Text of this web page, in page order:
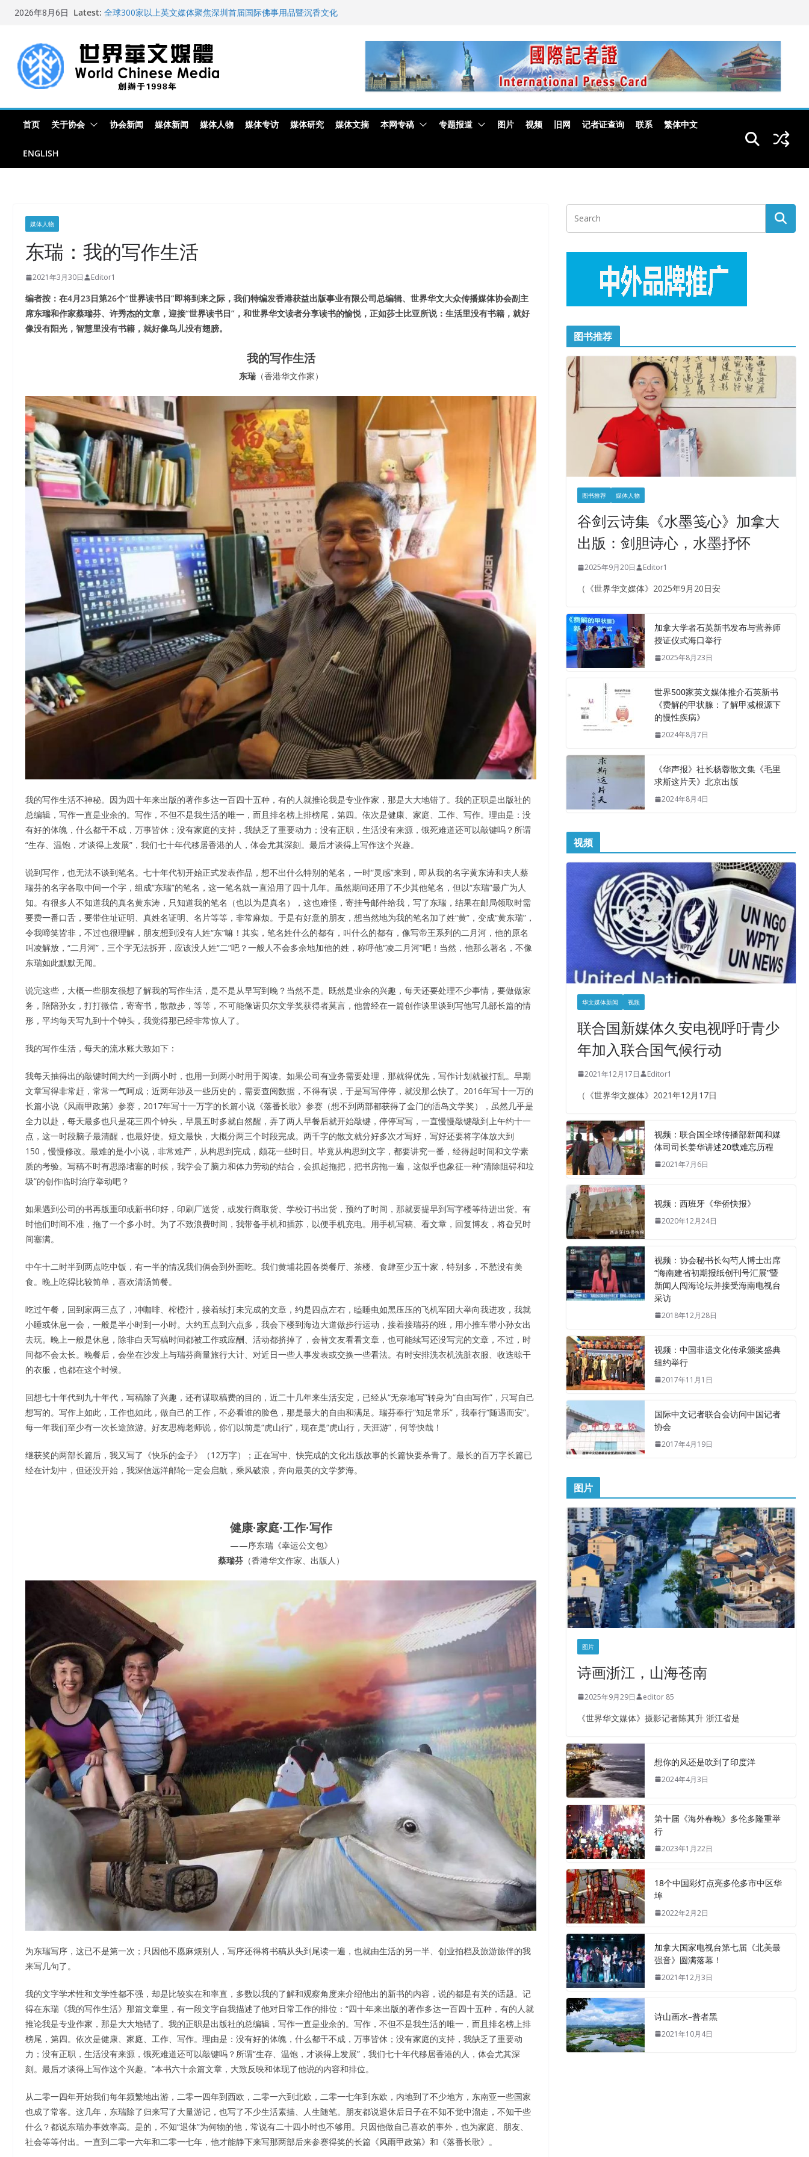
Skip
content
2026年8月6日 Latest: 全球300家以上英文媒体聚焦深圳首届国际佛事用品暨沉香文化
从一杯沉香叶茶到一缕海南天香：加拿大茶艺师邓岚月海南沉香
文化考察纪行
全球新闻业正面临“代际脱钩”
纽约州拟率先立法规范AI“隐形爬虫” 引发新闻与科技界激烈讨论
首页 关于协会 协会新闻 媒体新闻 媒体人物 媒体专访 媒体研究 媒体文摘 本网专稿 专题报道 图片 视频 旧网 记者证查询 联系 繁体中文
ENGLISH
媒体人物
东瑞：我的写作生活
2021年3月30日 Editor1
编者按：在4月23日第26个“世界读书日”即将到来之际，我们特编发香港获益出版事业有限公司总编辑、世界华文大众传播媒体协会副主
席东瑞和作家蔡瑞芬、许秀杰的文章，迎接“世界读书日”，和世界华文读者分享读书的愉悦，正如莎士比亚所说：生活里没有书籍，就好
像没有阳光，智慧里没有书籍，就好像鸟儿没有翅膀。
我的写作生活
东瑞（香港华文作家）
我的写作生活不神秘。因为四十年来出版的著作多达一百四十五种，有的人就推论我是专业作家，那是大大地错了。我的正职是出版社的
总编辑，写作一直是业余的。写作，不但不是我生活的唯一，而且排名榜上排榜尾，第四。依次是健康、家庭、工作、写作。理由是：没
有好的体魄，什么都干不成，万事皆休；没有家庭的支持，我缺乏了重要动力；没有正职，生活没有来源，饿死难道还可以敲键吗？所谓
“生存、温饱，才谈得上发展”，我们七十年代移居香港的人，体会尤其深刻。最后才谈得上写作这个兴趣。
说到写作，也无法不谈到笔名。七十年代初开始正式发表作品，想不出什么特别的笔名，一时“灵感”来到，即从我的名字黄东涛和夫人蔡
瑞芬的名字各取中间一个字，组成“东瑞”的笔名，这一笔名就一直沿用了四十几年。虽然期间还用了不少其他笔名，但以“东瑞”最广为人
知。有很多人不知道我的真名黄东涛，只知道我的笔名（也以为是真名），这也难怪，寄挂号邮件给我，写了东瑞，结果在邮局领取时需
要费一番口舌，要带住址证明、真姓名证明、名片等等，非常麻烦。于是有好意的朋友，想当然地为我的笔名加了姓“黄”，变成“黄东瑞”，
令我啼笑皆非，不过也很理解，朋友想到没有人姓“东”嘛！其实，笔名姓什么的都有，叫什么的都有，像写帝王系列的二月河，他的原名
叫凌解放，“二月河”，三个字无法拆开，应该没人姓“二”吧？一般人不会多余地加他的姓，称呼他“凌二月河”吧！当然，他那么著名，不像
东瑞如此默默无闻。
说完这些，大概一些朋友很想了解我的写作生活，是不是从早写到晚？当然不是。既然是业余的兴趣，每天还要处理不少事情，要做做家
务，陪陪孙女，打打微信，寄寄书，散散步，等等，不可能像诺贝尔文学奖获得者莫言，他曾经在一篇创作谈里谈到写他写几部长篇的情
形，平均每天写九到十个钟头，我觉得那已经非常惊人了。
我的写作生活，每天的流水账大致如下：
我每天抽得出的敲键时间大约一到两小时，也用一到两小时用于阅读。如果公司有业务需要处理，那就得优先，写作计划就被打乱。早期
文章写得非常赶，常常一气呵成；近两年涉及一些历史的，需要查阅数据，不得有误，于是写写停停，就没那么快了。2016年写十一万的
长篇小说《风雨甲政第》参赛，2017年写十一万字的长篇小说《落番长歌》参赛（想不到两部都获得了金门的浯岛文学奖），虽然几乎是
全力以赴，每天最多也只是花三四个钟头，早晨五时多就自然醒，弄了两人早餐后就开始敲键，停停写写，一直慢慢敲键敲到上午约十一
点，这一时段脑子最清醒，也最好使。短文最快，大概分两三个时段完成。两千字的散文就分好多次才写好，写好还要将字体放大到
150，慢慢修改。最难的是小小说，非常难产，从构思到完成，颇花一些时日。毕竟从构思到文字，都要讲究一番，经得起时间和文学素
质的考验。写稿不时有思路堵塞的时候，我学会了脑力和体力劳动的结合，会抓起拖把，把书房拖一遍，这似乎也象征一种“清除阻碍和垃
圾”的创作临时治疗举动吧？
如果遇到公司的书再版重印或新书印好，印刷厂送货，或发行商取货、学校订书出货，预约了时间，那就要提早到写字楼等待进出货。有
时他们时间不准，拖了一个多小时。为了不致浪费时间，我带备手机和插苏，以便手机充电。用手机写稿、看文章，回复博友，将旮旯时
间塞满。
中午十二时半到两点吃中饭，有一半的情况我们俩会到外面吃。我们黄埔花园各类餐厅、茶楼、食肆至少五十家，特别多，不愁没有美
食。晚上吃得比较简单，喜欢清汤简餐。
吃过午餐，回到家两三点了，冲咖啡、榨橙汁，接着续打未完成的文章，约是四点左右，瞌睡虫如黑压压的飞机军团大举向我进攻，我就
小睡或休息一会，一般是半小时到一小时。大约五点到六点多，我会下楼到海边大道做步行运动，接着接瑞芬的班，用小推车带小孙女出
去玩。晚上一般是休息，除非白天写稿时间都被工作或应酬、活动都挤掉了，会替文友看看文章，也可能续写还没写完的文章，不过，时
间都不会太长。晚餐后，会坐在沙发上与瑞芬商量旅行大计、对近日一些人事发表或交换一些看法。有时安排洗衣机洗脏衣服、收迭晾干
的衣服，也都在这个时候。
回想七十年代到九十年代，写稿除了兴趣，还有谋取稿费的目的，近二十几年来生活安定，已经从“无奈地写”转身为“自由写作”，只写自己
想写的。写作上如此，工作也如此，做自己的工作，不必看谁的脸色，那是最大的自由和满足。瑞芬奉行“知足常乐”，我奉行“随遇而安”。
每一年我们至少有一次长途旅游。好友思梅老师说，你们以前是“虎山行”，现在是“虎山行，天涯游”，何等快哉！
继获奖的两部长篇后，我又写了《快乐的金子》（12万字）；正在写中、快完成的文化出版故事的长篇快要杀青了。最长的百万字长篇已
经在计划中，但还没开始，我深信远洋邮轮一定会启航，乘风破浪，奔向最美的文学梦海。
健康·家庭·工作·写作
——序东瑞《幸运公文包》
蔡瑞芬（香港华文作家、出版人）
为东瑞写序，这已不是第一次；只因他不愿麻烦别人，写序还得将书稿从头到尾读一遍，也就由生活的另一半、创业拍档及旅游旅伴的我
来写几句了。
我的文字学术性和文学性都不强，却是比较实在和率直，多数以我的了解和观察角度来介绍他出的新书的内容，说的都是有关的话题。记
得在东瑞《我的写作生活》那篇文章里，有一段文字自我描述了他对日常工作的排位：“四十年来出版的著作多达一百四十五种，有的人就
推论我是专业作家，那是大大地错了。我的正职是出版社的总编辑，写作一直是业余的。写作，不但不是我生活的唯一，而且排名榜上排
榜尾，第四。依次是健康、家庭、工作、写作。理由是：没有好的体魄，什么都干不成，万事皆休；没有家庭的支持，我缺乏了重要动
力；没有正职，生活没有来源，饿死难道还可以敲键吗？所谓“生存、温饱，才谈得上发展”，我们七十年代移居香港的人，体会尤其深
刻。最后才谈得上写作这个兴趣。”本书六十余篇文章，大致反映和体现了他说的内容和排位。
从二零一四年开始我们每年频繁地出游，二零一四年到西欧，二零一六到北欧，二零一七年到东欧，内地到了不少地方，东南亚一些国家
也成了常客。这几年，东瑞除了归来写了大量游记，也写了不少生活素描、人生随笔。朋友都说退休后日子在不知不觉中溜走，不知干些
什么？都说东瑞办事效率高。是的，不知“退休”为何物的他，常说有二十四小时也不够用。只因他做自己喜欢的事外，也为家庭、朋友、
社会等等付出。一直到二零一六年和二零一七年，他才能静下来写那两部后来参赛得奖的长篇《风雨甲政第》和《落番长歌》。
图书推荐
图书推荐 媒体人物
谷剑云诗集《水墨笺心》加拿大
出版：剑胆诗心，水墨抒怀
2025年9月20日 Editor1
（《世界华文媒体》2025年9月20日安
加拿大学者石英新书发布与营养师
授证仪式海口举行
2025年8月23日
世界500家英文媒体推介石英新书
《费解的甲状腺：了解甲减根源下
的慢性疾病》
2024年8月7日
《华声报》社长杨蓉散文集《毛里
求斯这片天》北京出版
2024年8月4日
视频
华文媒体新闻 视频
联合国新媒体久安电视呼吁青少
年加入联合国气候行动
2021年12月17日 Editor1
（《世界华文媒体》2021年12月17日
视频：联合国全球传播部新闻和媒
体司司长姜华讲述20载难忘历程
2021年7月6日
视频：西班牙《华侨快报》
2020年12月24日
视频：协会秘书长勾芍人博士出席
“海南建省初期报纸创刊号汇展”暨
新闻人闯海论坛并接受海南电视台
采访
2018年12月28日
视频：中国非遗文化传承颁奖盛典
纽约举行
2017年11月1日
国际中文记者联合会访问中国记者
协会
2017年4月19日
图片
图片
诗画浙江，山海苍南
2025年9月29日 editor 85
《世界华文媒体》摄影记者陈其升 浙江省是
想你的风还是吹到了印度洋
2024年4月3日
第十届《海外春晚》多伦多隆重举
行
2023年1月22日
18个中国彩灯点亮多伦多市中区华
埠
2022年2月2日
加拿大国家电视台第七届《北美最
强音》圆满落幕！
2021年12月3日
诗山画水–普者黑
2021年10月4日